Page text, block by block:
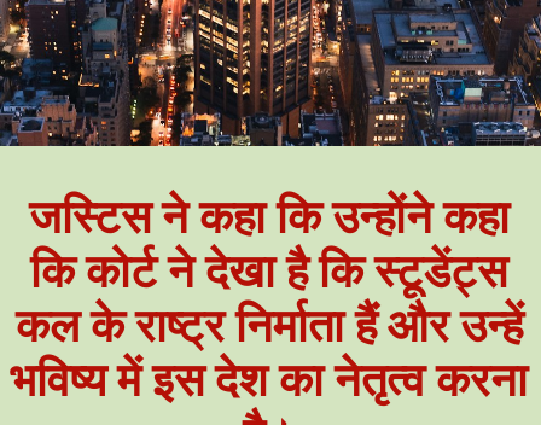
जस्टिस ने कहा कि उन्होंने कहा
कि कोर्ट ने देखा है कि स्टूडेंट्स
कल के राष्ट्र निर्माता हैं और उन्हें
भविष्य में इस देश का नेतृत्व करना